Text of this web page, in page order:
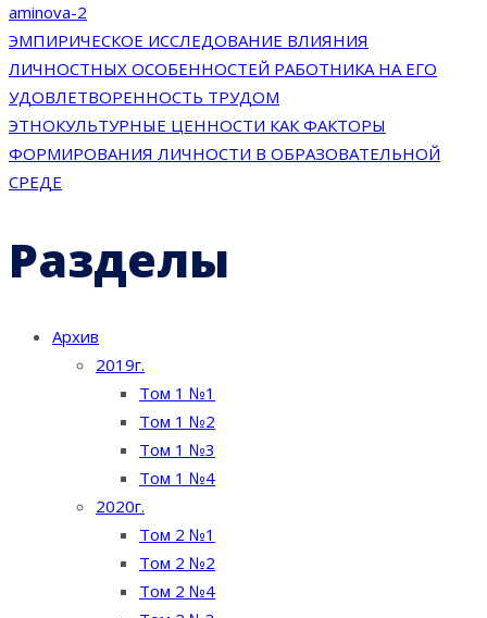
aminova-2
Навигация
по
записям
ЭМПИРИЧЕСКОЕ ИССЛЕДОВАНИЕ ВЛИЯНИЯ
ЛИЧНОСТНЫХ ОСОБЕННОСТЕЙ РАБОТНИКА НА ЕГО
УДОВЛЕТВОРЕННОСТЬ ТРУДОМ
ЭТНОКУЛЬТУРНЫЕ ЦЕННОСТИ КАК ФАКТОРЫ
ФОРМИРОВАНИЯ ЛИЧНОСТИ В ОБРАЗОВАТЕЛЬНОЙ
СРЕДЕ
Разделы
Архив
2019г.
Том 1 №1
Том 1 №2
Том 1 №3
Том 1 №4
2020г.
Том 2 №1
Том 2 №2
Том 2 №4